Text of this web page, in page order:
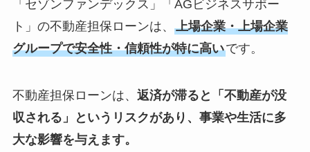
「セゾンファンデックス」「AGビジネスサポー
ト」の不動産担保ローンは、 上場企業・上場企業
グループで安全性・信頼性が特に高いです。
不動産担保ローンは、 返済が滞ると「不動産が没
収される」というリスクがあり、事業や生活に多
大な影響を与えます。